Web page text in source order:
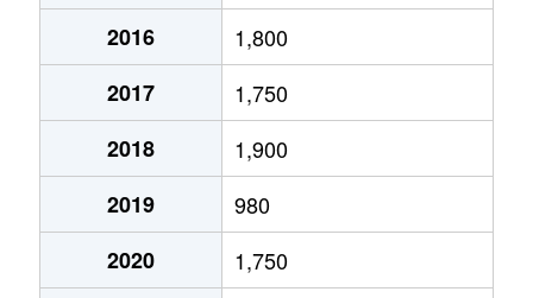
2016
1,800
2017
1,750
2018
1,900
2019
980
2020
1,750